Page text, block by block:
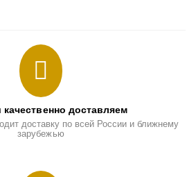
доставляем
доставку по всей России и ближнему
зарубежью